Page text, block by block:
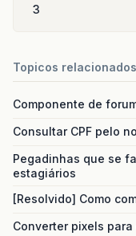
3
Topicos relacionados
Componente de
Consultar CPF pelo
Pegadinhas que se
estagiários
[Resolvido] Como
Converter pixels